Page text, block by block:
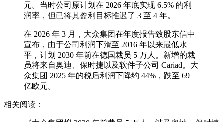
元。当时公司原计划在 2026 年底实现 6.5% 的利
润率，但已将其盈利目标推迟了 3 至 4 年。
在 2026 年 3 月，大众集团在年度报告致股东信中
宣布，由于公司利润下滑至 2016 年以来最低水
平，计划 2030 年前在德国裁员 5 万人。新增的裁
员将来自奥迪、保时捷以及软件子公司 Cariad。大
众集团 2025 年的税后利润下降约 44%，跌至 69
亿欧元。
相关阅读：